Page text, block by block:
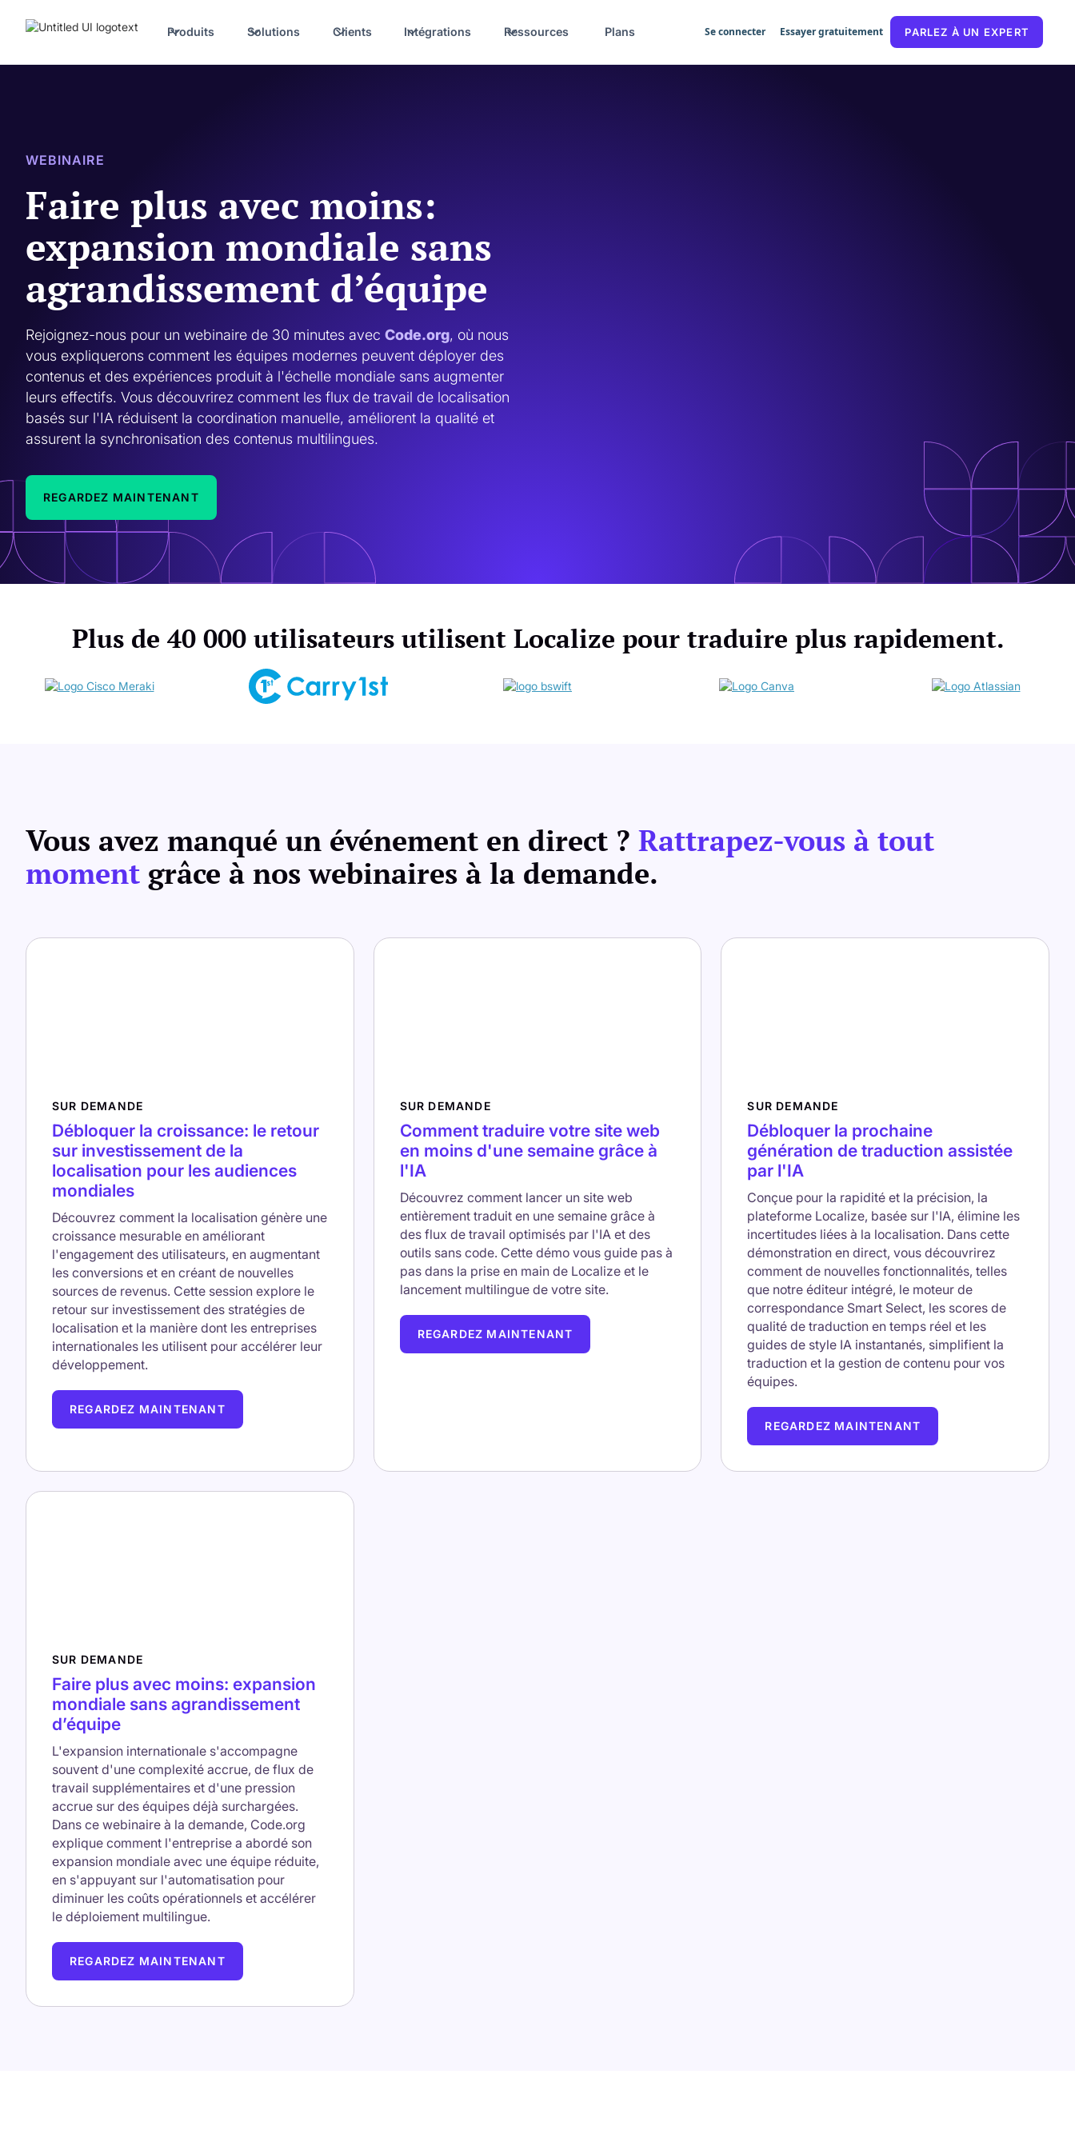
Produits Solutions Clients Intégrations Ressources Plans Se connecter Essayer gratuitement PARLEZ À UN EXPERT
WEBINAIRE
Faire plus avec moins:
expansion mondiale sans
agrandissement d’équipe
Rejoignez-nous pour un webinaire de 30 minutes avec Code.org, où nous
vous expliquerons comment les équipes modernes peuvent déployer des
contenus et des expériences produit à l'échelle mondiale sans augmenter
leurs effectifs. Vous découvrirez comment les flux de travail de localisation
basés sur l'IA réduisent la coordination manuelle, améliorent la qualité et
assurent la synchronisation des contenus multilingues.
REGARDEZ MAINTENANT
Plus de 40 000 utilisateurs utilisent Localize pour traduire plus rapidement.
Vous avez manqué un événement en direct ? Rattrapez-vous à tout
moment grâce à nos webinaires à la demande.
SUR DEMANDE
Débloquer la croissance: le retour
sur investissement de la
localisation pour les audiences
mondiales
Découvrez comment la localisation génère une
croissance mesurable en améliorant
l'engagement des utilisateurs, en augmentant
les conversions et en créant de nouvelles
sources de revenus. Cette session explore le
retour sur investissement des stratégies de
localisation et la manière dont les entreprises
internationales les utilisent pour accélérer leur
développement.
REGARDEZ MAINTENANT
SUR DEMANDE
Comment traduire votre site web
en moins d'une semaine grâce à
l'IA
Découvrez comment lancer un site web
entièrement traduit en une semaine grâce à
des flux de travail optimisés par l'IA et des
outils sans code. Cette démo vous guide pas à
pas dans la prise en main de Localize et le
lancement multilingue de votre site.
REGARDEZ MAINTENANT
SUR DEMANDE
Débloquer la prochaine
génération de traduction assistée
par l'IA
Conçue pour la rapidité et la précision, la
plateforme Localize, basée sur l'IA, élimine les
incertitudes liées à la localisation. Dans cette
démonstration en direct, vous découvrirez
comment de nouvelles fonctionnalités, telles
que notre éditeur intégré, le moteur de
correspondance Smart Select, les scores de
qualité de traduction en temps réel et les
guides de style IA instantanés, simplifient la
traduction et la gestion de contenu pour vos
équipes.
REGARDEZ MAINTENANT
SUR DEMANDE
Faire plus avec moins: expansion
mondiale sans agrandissement
d’équipe
L'expansion internationale s'accompagne
souvent d'une complexité accrue, de flux de
travail supplémentaires et d'une pression
accrue sur des équipes déjà surchargées.
Dans ce webinaire à la demande, Code.org
explique comment l'entreprise a abordé son
expansion mondiale avec une équipe réduite,
en s'appuyant sur l'automatisation pour
diminuer les coûts opérationnels et accélérer
le déploiement multilingue.
REGARDEZ MAINTENANT